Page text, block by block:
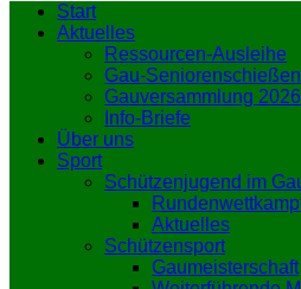
Start
Aktuelles
Ressourcen-Ausleihe
Gau-Seniorenschießen
Gauversammlung 2026
Info-Briefe
Über uns
Sport
Schützenjugend im
Aktuelles
Schützensport
Gaumeisterschaft